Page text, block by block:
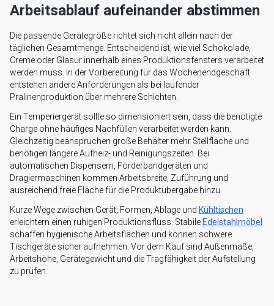
Arbeitsablauf aufeinander abstimmen
Die passende Gerätegröße richtet sich nicht allein nach der
täglichen Gesamtmenge. Entscheidend ist, wie viel Schokolade,
Creme oder Glasur innerhalb eines Produktionsfensters verarbeitet
werden muss. In der Vorbereitung für das Wochenendgeschäft
entstehen andere Anforderungen als bei laufender
Pralinenproduktion über mehrere Schichten.
Ein Temperiergerät sollte so dimensioniert sein, dass die benötigte
Charge ohne häufiges Nachfüllen verarbeitet werden kann.
Gleichzeitig beanspruchen große Behälter mehr Stellfläche und
benötigen längere Aufheiz- und Reinigungszeiten. Bei
automatischen Dispensern, Förderbandgeräten und
Dragiermaschinen kommen Arbeitsbreite, Zuführung und
ausreichend freie Fläche für die Produktübergabe hinzu.
Kurze Wege zwischen Gerät, Formen, Ablage und Kühltischen
erleichtern einen ruhigen Produktionsfluss. Stabile Edelstahlmöbel
schaffen hygienische Arbeitsflächen und können schwere
Tischgeräte sicher aufnehmen. Vor dem Kauf sind Außenmaße,
Arbeitshöhe, Gerätegewicht und die Tragfähigkeit der Aufstellung
zu prüfen.